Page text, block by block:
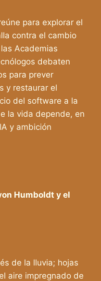
para explorar el
contra el cambio
Academias
debaten
para prever
y restaurar el
del software a la
la vida depende, en
y ambición
Humboldt y el
de la lluvia; hojas
aire impregnado de